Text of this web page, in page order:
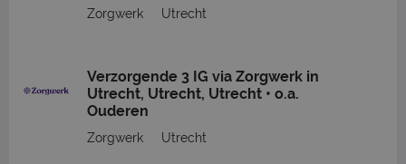
Zorgwerk Utrecht
Verzorgende 3 IG via Zorgwerk in
Utrecht, Utrecht, Utrecht • o.a.
Ouderen
Zorgwerk Utrecht